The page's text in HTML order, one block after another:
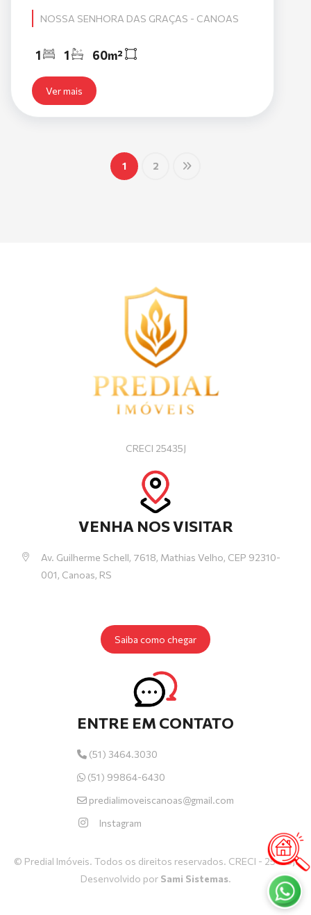
NOSSA SENHORA DAS GRAÇAS - CANOAS
1 1 60m²
Ver mais
1 2
CRECI 25435J
VENHA NOS VISITAR
Av. Guilherme Schell, 7618, Mathias Velho, CEP 92310-
001, Canoas, RS
Saiba como chegar
ENTRE EM CONTATO
(51) 3464.3030
(51) 99864-6430
predialimoveiscanoas@gmail.com
Instagram
© Predial Imóveis. Todos os direitos reservados. CRECI - 25435J.
Desenvolvido por Sami Sistemas.